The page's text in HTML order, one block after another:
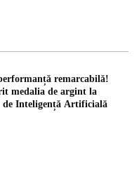
remarcabilă!
medalia de argint la
de Inteligență Artificială